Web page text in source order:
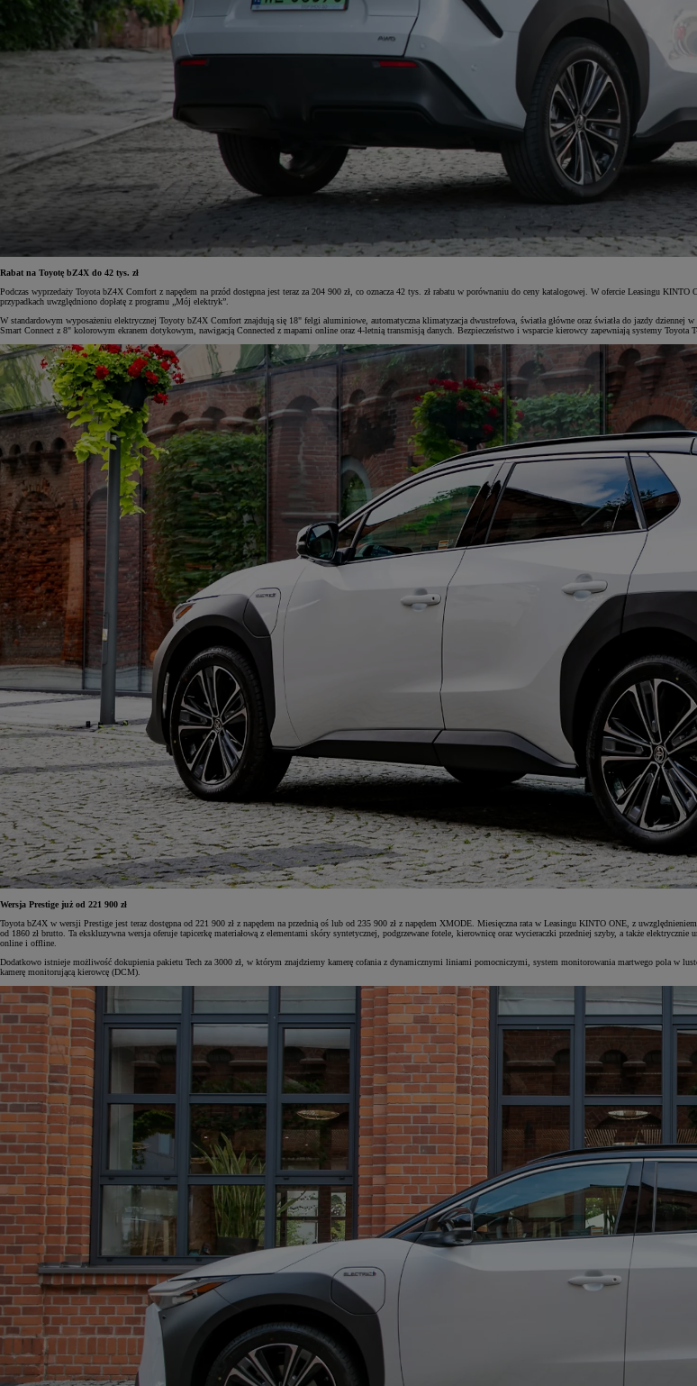
Od105 300 zł
Corolla Hatchback
HYBRID
Rabat na Toyotę bZ4X do 42 tys. zł
Podczas wyprzedaży Toyota bZ4X Comfort z napędem na przód dostępna jest teraz za 204 900 zł, co oznacza 42 tys. zł rabatu w porównaniu do ceny katalogowej. W ofercie Leasingu
przypadkach uwzględniono dopłatę z programu „Mój elektryk”.
W standardowym wyposażeniu elektrycznej Toyoty bZ4X Comfort znajdują się 18" felgi aluminiowe, automatyczna klimatyzacja dwustrefowa, światła główne oraz światła do jazdy
Smart Connect z 8" kolorowym ekranem dotykowym, nawigacją Connected z mapami online oraz 4-letnią transmisją danych. Bezpieczeństwo i wsparcie kierowcy zapewniają systemy Toyota
Wersja Prestige już od 221 900 zł
Toyota bZ4X w wersji Prestige jest teraz dostępna od 221 900 zł z napędem na przednią oś lub od 235 900 zł z napędem XMODE. Miesięczna rata w Leasingu KINTO ONE, z
od 1860 zł brutto. Ta ekskluzywna wersja oferuje tapicerkę materiałową z elementami skóry syntetycznej, podgrzewane fotele, kierownicę oraz wycieraczki przedniej szyby, a także
online i offline.
Dodatkowo istnieje możliwość dokupienia pakietu Tech za 3000 zł, w którym znajdziemy kamerę cofania z dynamicznymi liniami pomocniczymi, system monitorowania martwego pola w
kamerę monitorującą kierowcę (DCM).